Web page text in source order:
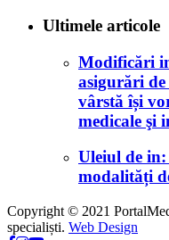
Ultimele articole
Modificări
asigurări de
vârstă își
medicale şi
Uleiul de
modalități
Copyright © 2021
specialiști. Web Design